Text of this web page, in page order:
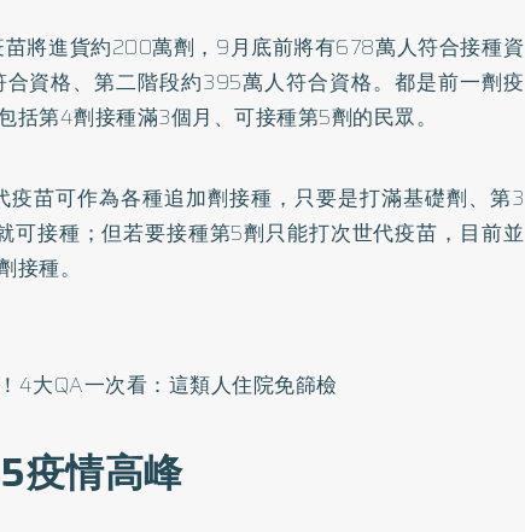
將進貨約200萬劑，9月底前將有678萬人符合接種資
資格、第二階段約395萬人符合資格。都是前一劑疫
括第4劑接種滿3個月、可接種第5劑的民眾。
疫苗可作為各種追加劑接種，只要是打滿基礎劑、第3
可接種；但若要接種第5劑只能打次世代疫苗，目前並
接種。
4大QA一次看：這類人住院免篩檢
疫情高峰